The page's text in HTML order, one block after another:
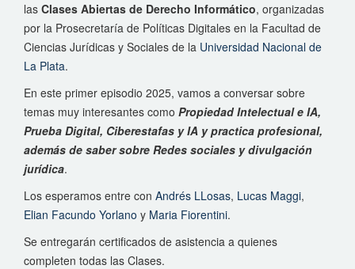
las Clases Abiertas de Derecho Informático, organizadas
por la Prosecretaría de Políticas Digitales en la Facultad de
Ciencias Jurídicas y Sociales de la Universidad Nacional de
La Plata.
En este primer episodio 2025, vamos a conversar sobre
temas muy interesantes como Propiedad Intelectual e IA,
Prueba Digital, Ciberestafas y IA y practica profesional,
además de saber sobre Redes sociales y divulgación
jurídica.
Los esperamos entre con Andrés LLosas, Lucas Maggi,
Elian Facundo Yorlano y Maria Fiorentini.
Se entregarán certificados de asistencia a quienes
completen todas las Clases.